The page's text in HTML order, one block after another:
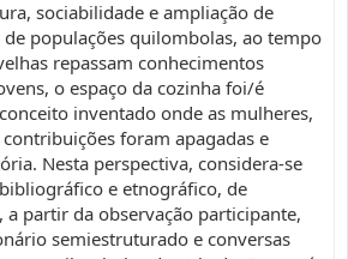
sociabilidade e ampliação de
populações quilombolas, ao tempo
repassam conhecimentos
o espaço da cozinha foi/é
inventado onde as mulheres,
foram apagadas e
Nesta perspectiva, considera-se
e etnográfico, de
a partir da observação participante,
semiestruturado e conversas